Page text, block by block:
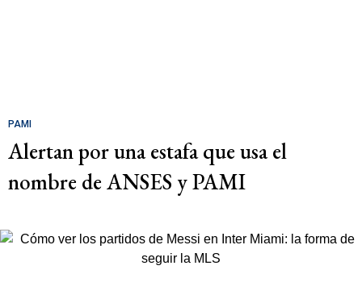
PAMI
Alertan por una estafa que usa el
nombre de ANSES y PAMI